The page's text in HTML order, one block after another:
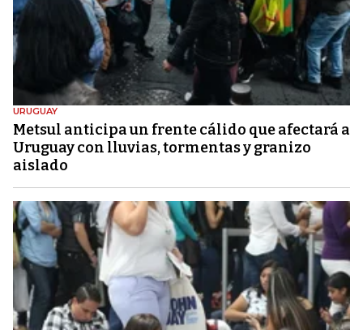
URUGUAY
Metsul anticipa un frente cálido que afectará a
Uruguay con lluvias, tormentas y granizo
aislado